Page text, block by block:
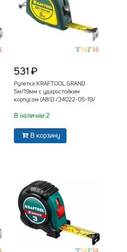
531 ₽
Рулетка KRAFTOOL GRAND
5м/19мм с ударостойким
корпусом (ABS) /34022-05-19/
В наличии 2
В корзину